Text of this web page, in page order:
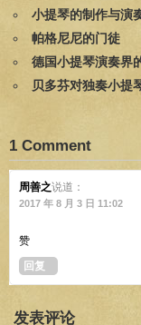
小提琴的制作与演
帕格尼尼的门徒
德国小提琴演奏界
贝多芬对独奏小提
1 Comment
周善之说道：
2017 年 8 月 3 日 11:02
赞
回复
发表评论